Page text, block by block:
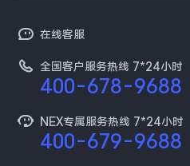
保障服务
维修配件价格
服务政策
安全公告
百度贴吧
工作机会
新闻资讯
供应商协同平台
在线客服
全国客户服务热线 7*24小时
400-678-9688
NEX专属服务热线 7*24小时
400-679-9688